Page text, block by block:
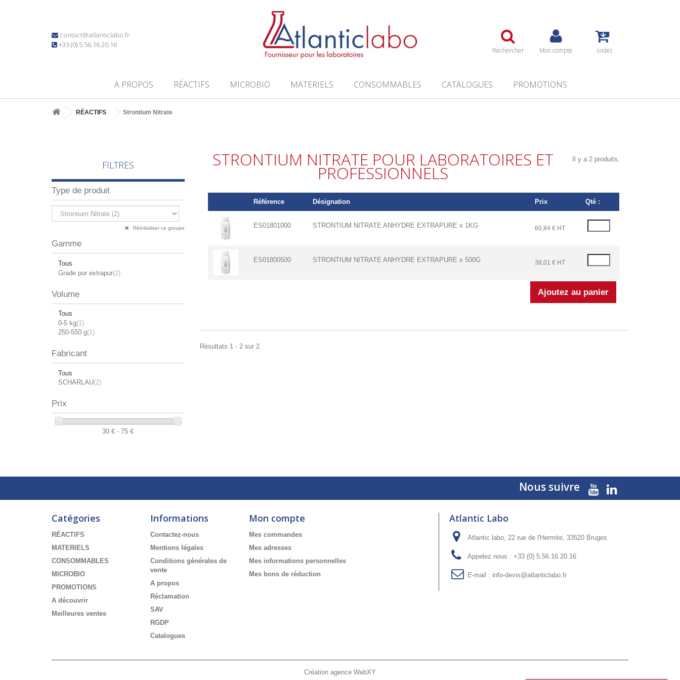
contact@atlanticlabo.fr
+33 (0) 5.56.16.20.16
Rechercher Mon compte (vide)
A PROPOS RÉACTIFS MICROBIO MATERIELS CONSOMMABLES CATALOGUES PROMOTIONS
RÉACTIFS Strontium Nitrate
FILTRES
Type de produit
Réinitialiser ce groupe
Gamme
Tous
Grade pur extrapur(2)
Volume
Tous
0-5 kg(1)
250-550 g(1)
Fabricant
Tous
SCHARLAU(2)
Prix
30 € - 75 €
STRONTIUM NITRATE POUR LABORATOIRES ET
PROFESSIONNELS
Il y a 2 produits.
Référence Désignation Prix Qté :
ES01801000 STRONTIUM NITRATE ANHYDRE EXTRAPURE x 1KG 60,84 € HT
ES01800500 STRONTIUM NITRATE ANHYDRE EXTRAPURE x 500G 38,01 € HT
Résultats 1 - 2 sur 2.
Nous suivre
Catégories
RÉACTIFS
MATERIELS
CONSOMMABLES
MICROBIO
PROMOTIONS
A découvrir
Meilleures ventes
Informations
Contactez-nous
Mentions légales
Conditions générales de
vente
A propos
Réclamation
SAV
RGDP
Catalogues
Création agence WebXY
Mon compte
Mes commandes
Mes adresses
Mes informations personnelles
Mes bons de réduction
Atlantic Labo
Atlantic labo, 22 rue de l'Hermite, 33520 Bruges
Appelez nous : +33 (0) 5.56.16.20.16
E-mail : info-devis@atlanticlabo.fr